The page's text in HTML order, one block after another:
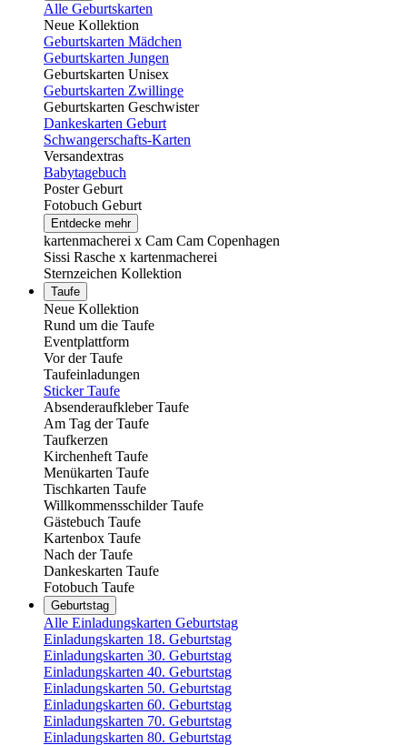
Alle Geburtskarten
Neue Kollektion
Geburtskarten Mädchen
Geburtskarten Jungen
Geburtskarten Unisex
Geburtskarten Zwillinge
Geburtskarten Geschwister
Dankeskarten Geburt
Schwangerschafts-Karten
Versandextras
Babytagebuch
Poster Geburt
Fotobuch Geburt
Entdecke mehr
kartenmacherei x Cam Cam Copenhagen
Sissi Rasche x kartenmacherei
Sternzeichen Kollektion
Taufe
Neue Kollektion
Rund um die Taufe
Eventplattform
Vor der Taufe
Taufeinladungen
Sticker Taufe
Absenderaufkleber Taufe
Am Tag der Taufe
Taufkerzen
Kirchenheft Taufe
Menükarten Taufe
Tischkarten Taufe
Willkommensschilder Taufe
Gästebuch Taufe
Kartenbox Taufe
Nach der Taufe
Dankeskarten Taufe
Fotobuch Taufe
Geburtstag
Alle Einladungskarten Geburtstag
Einladungskarten 18. Geburtstag
Einladungskarten 30. Geburtstag
Einladungskarten 40. Geburtstag
Einladungskarten 50. Geburtstag
Einladungskarten 60. Geburtstag
Einladungskarten 70. Geburtstag
Einladungskarten 80. Geburtstag